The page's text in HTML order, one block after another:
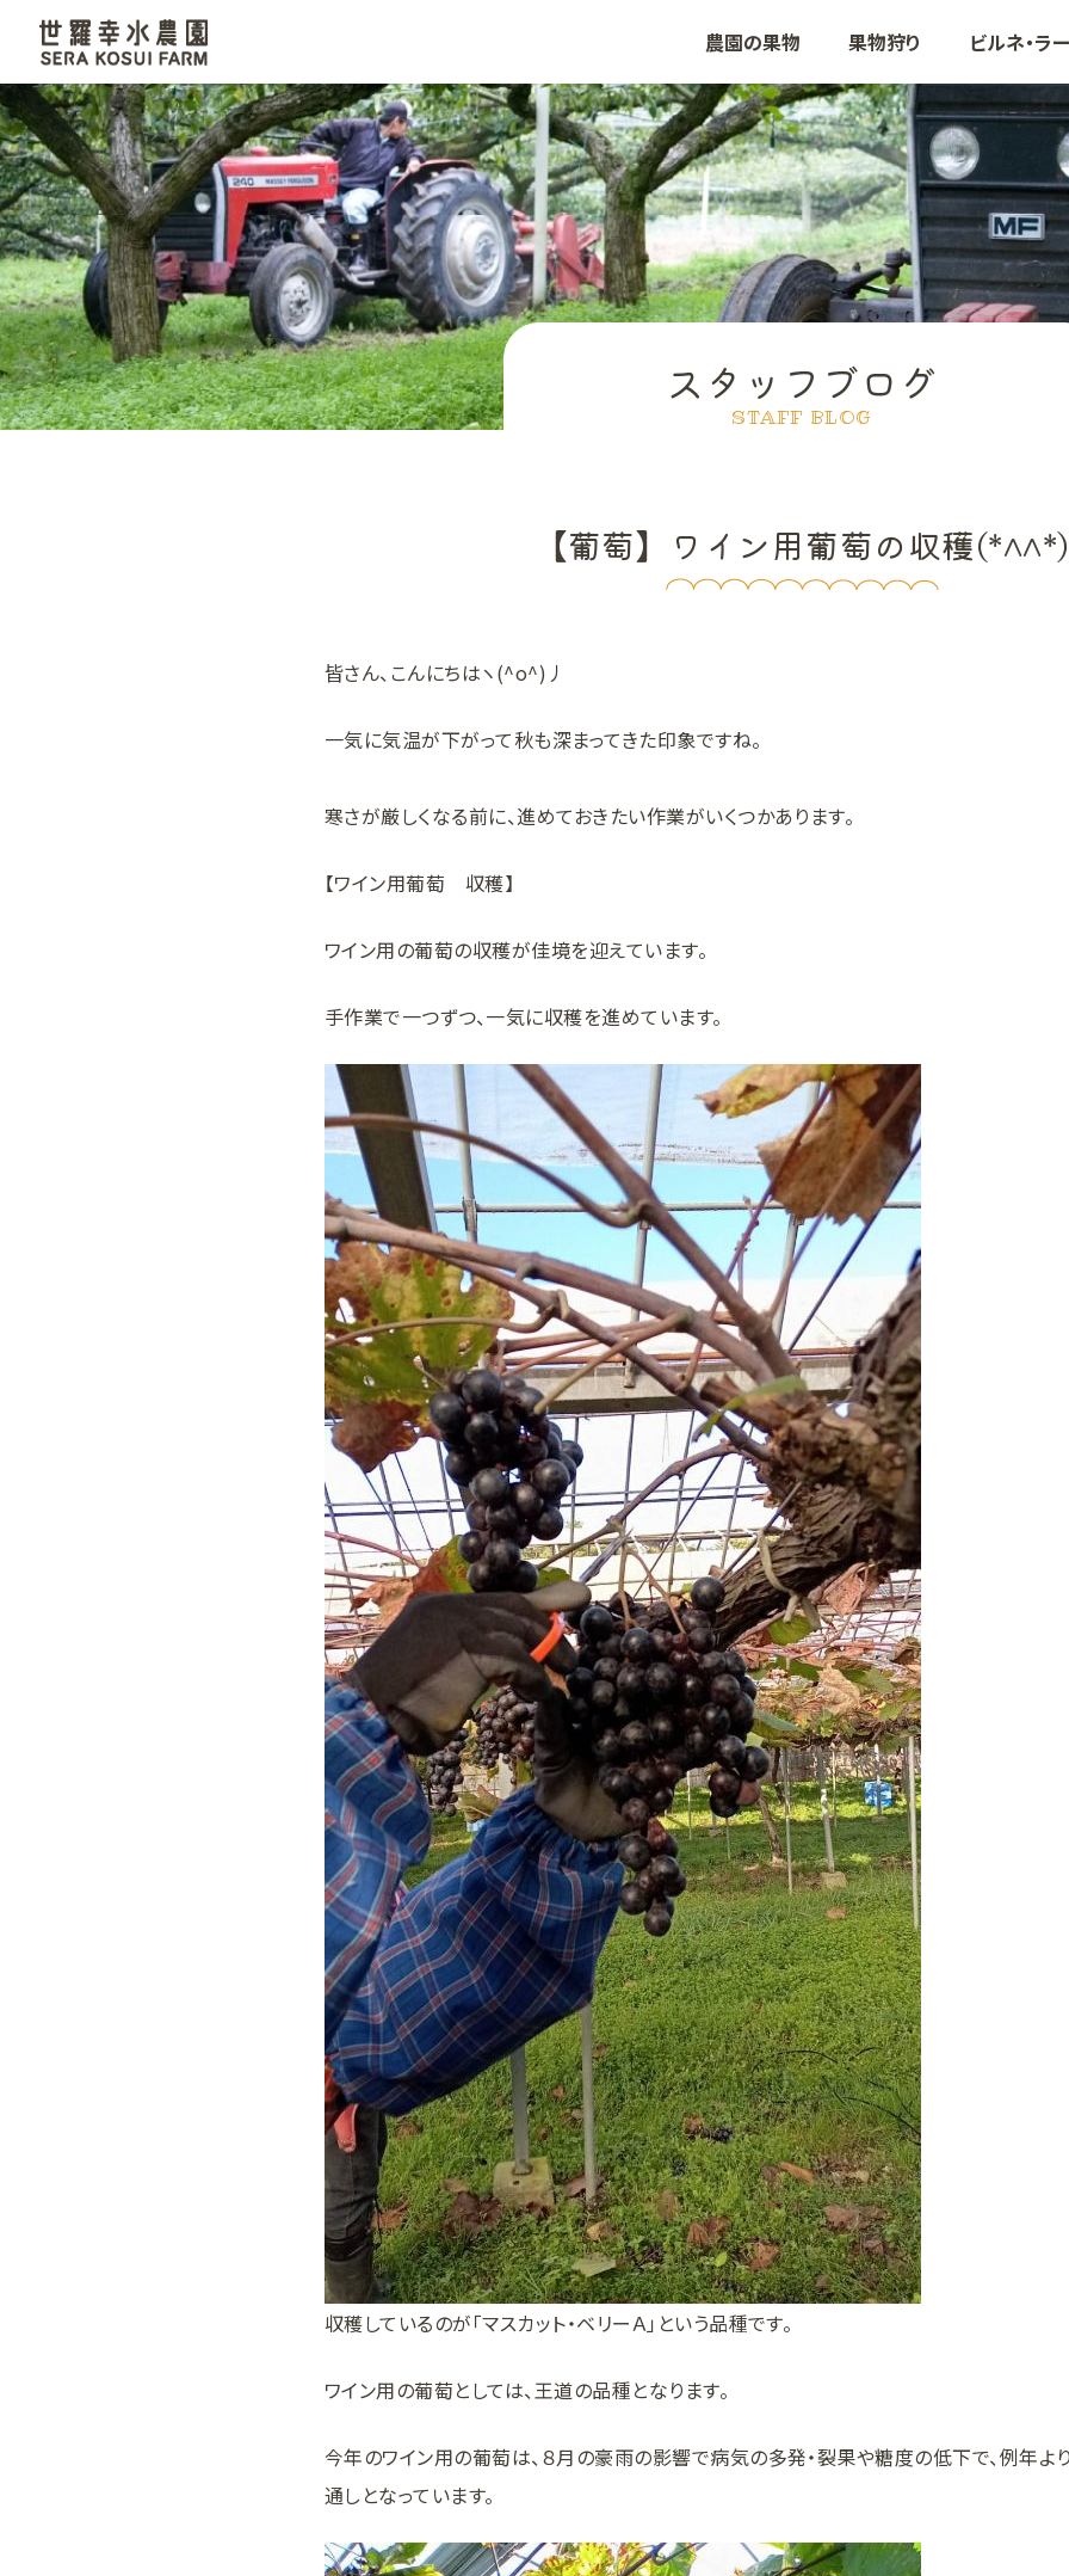
世羅幸水農園
農園の果物
なし ぶどう いちご りんご も
果物狩り ビルネ・ラ
スタッフブログ
STAFF BLOG
【葡萄】ワイン用葡萄の収穫(*^^*)
皆さん、こんにちはヽ(^o^)丿
一気に気温が下がって秋も深まってきた印象ですね。
寒さが厳しくなる前に、進めておきたい作業がいくつかあります。
【ワイン用葡萄 収穫】
ワイン用の葡萄の収穫が佳境を迎えています。
手作業で一つずつ、一気に収穫を進めています。
収穫しているのが「マスカット・ベリーＡ」という品種です。
ワイン用の葡萄としては、王道の品種となります。
今年のワイン用の葡萄は、８月の豪雨の影響で病気の多発・裂果や糖度の低下で、例年
通しとなっています。